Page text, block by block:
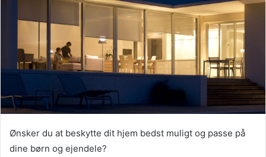
Ønsker du at beskytte dit hjem bedst muligt og passe på
dine børn og ejendele?